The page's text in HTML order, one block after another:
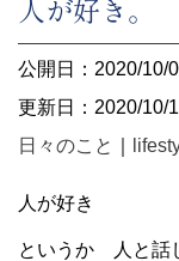
人が好き。
公開日：2020/10/
更新日：2020/10/
日々のこと
人が好き
というか 人と話